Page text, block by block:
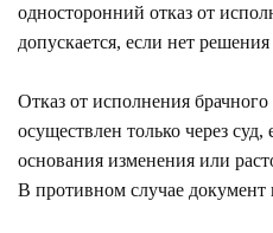
односторонний отказ от
допускается, если нет решения
Отказ от исполнения
осуществлен только через
основания изменения или
В противном случае документ